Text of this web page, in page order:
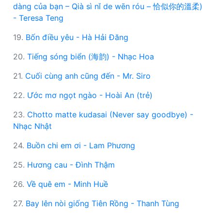
dàng của bạn – Qià sì nǐ de wēn róu – 恰似你的溫柔)
- Teresa Teng
19. Bốn điều yêu - Hà Hải Đăng
20. Tiếng sóng biển (海韵) - Nhạc Hoa
21. Cuối cùng anh cũng đến - Mr. Siro
22. Ước mơ ngọt ngào - Hoài An (trẻ)
23. Chotto matte kudasai (Never say goodbye) -
Nhạc Nhật
24. Buồn chi em ơi - Lam Phương
25. Hương cau - Đình Thậm
26. Về quê em - Minh Huề
27. Bay lên nòi giống Tiên Rồng - Thanh Tùng